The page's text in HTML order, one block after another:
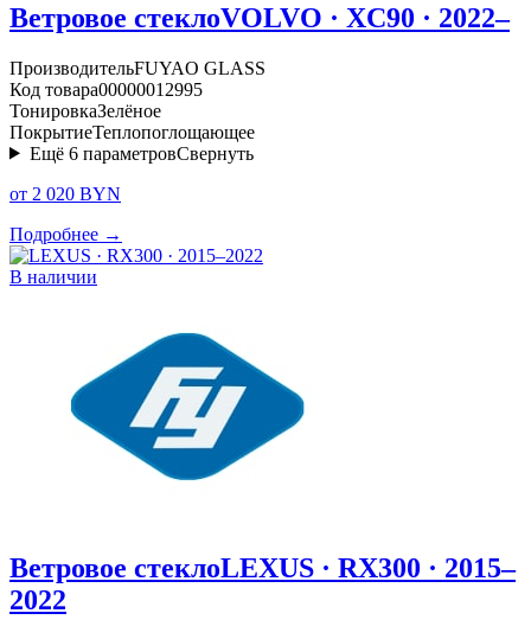
Ветровое стеклоVOLVO · XC90 · 2022–
ПроизводительFUYAO GLASS
Код товара00000012995
ТонировкаЗелёное
ПокрытиеТеплопоглощающее
Ещё 6 параметровСвернуть
от 2 020 BYN
Подробнее →
В наличии
Ветровое стеклоLEXUS · RX300 · 2015–
2022